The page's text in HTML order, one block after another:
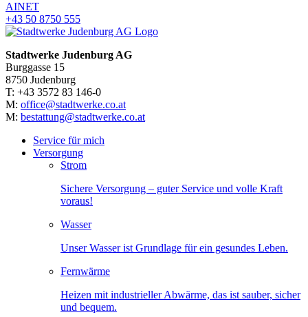
AINET
+43 50 8750 555
Stadtwerke Judenburg AG
Burggasse 15
8750 Judenburg
T: +43 3572 83 146-0
M: office@stadtwerke.co.at
M: bestattung@stadtwerke.co.at
Service für mich
Versorgung
Strom
Sichere Versorgung – guter Service und volle Kraft
voraus!
Wasser
Unser Wasser ist Grundlage für ein gesundes Leben.
Fernwärme
Heizen mit industrieller Abwärme, das ist sauber, sicher
und bequem.